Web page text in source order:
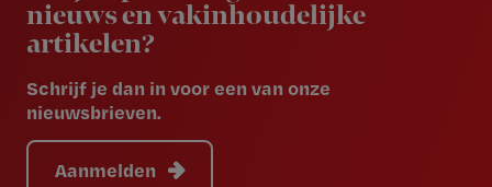
nieuws en vakinhoudelijke
artikelen?
Schrijf je dan in voor een van onze
nieuwsbrieven.
Aanmelden